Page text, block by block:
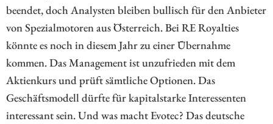
beendet, doch Analysten bleiben bullisch für den Anbieter
von Spezialmotoren aus Österreich. Bei RE Royalties
könnte es noch in diesem Jahr zu einer Übernahme
kommen. Das Management ist unzufrieden mit dem
Aktienkurs und prüft sämtliche Optionen. Das
Geschäftsmodell dürfte für kapitalstarke Interessenten
interessant sein. Und was macht Evotec? Das deutsche